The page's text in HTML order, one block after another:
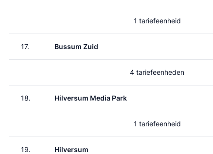
1 tariefeenheid
17. Bussum Zuid
4 tariefeenheden
18. Hilversum Media Park
1 tariefeenheid
19. Hilversum